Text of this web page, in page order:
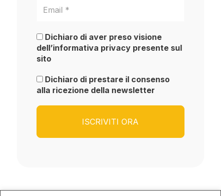
Dichiaro di aver preso visione
dell’informativa privacy presente sul
sito
Dichiaro di prestare il consenso
alla ricezione della newsletter